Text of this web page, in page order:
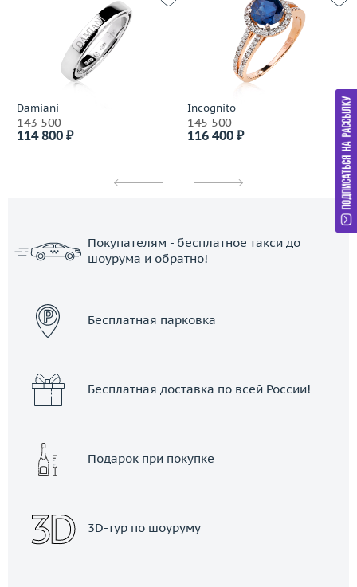
Damiani
143 500
114 800 ₽
Incognito
145 500
116 400 ₽
Покупателям - бесплатное такси до
шоурума и обратно!
Бесплатная парковка
Бесплатная доставка по всей России!
Подарок при покупке
3D-тур по шоуруму